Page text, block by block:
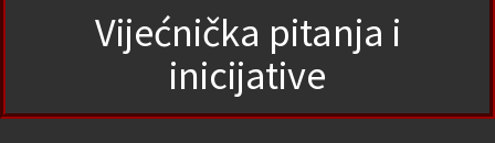
Vijećnička pitanja i
inicijative